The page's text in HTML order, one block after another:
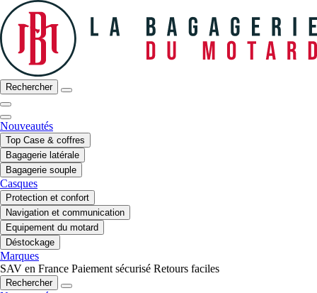
Rechercher
Nouveautés
Top Case & coffres
Bagagerie latérale
Bagagerie souple
Casques
Protection et confort
Navigation et communication
Equipement du motard
Déstockage
Marques
SAV en France Paiement sécurisé Retours faciles
Rechercher